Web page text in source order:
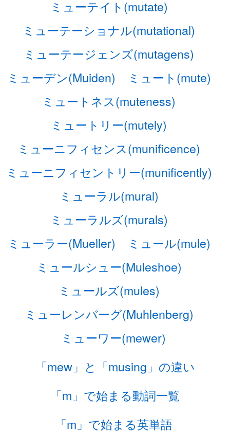
ミューテイト(mutate)
ミューテーショナル(mutational)
ミューテージェンズ(mutagens)
ミューデン(Muiden)
ミュート(mute)
ミュートネス(muteness)
ミュートリー(mutely)
ミューニフィセンス(munificence)
ミューニフィセントリー(munificently)
ミューラル(mural)
ミューラルズ(murals)
ミューラー(Mueller)
ミュール(mule)
ミュールシュー(Muleshoe)
ミュールズ(mules)
ミューレンバーグ(Muhlenberg)
ミューワー(mewer)
「mew」と「musing」の違い
「m」で始まる動詞一覧
「m」で始まる英単語